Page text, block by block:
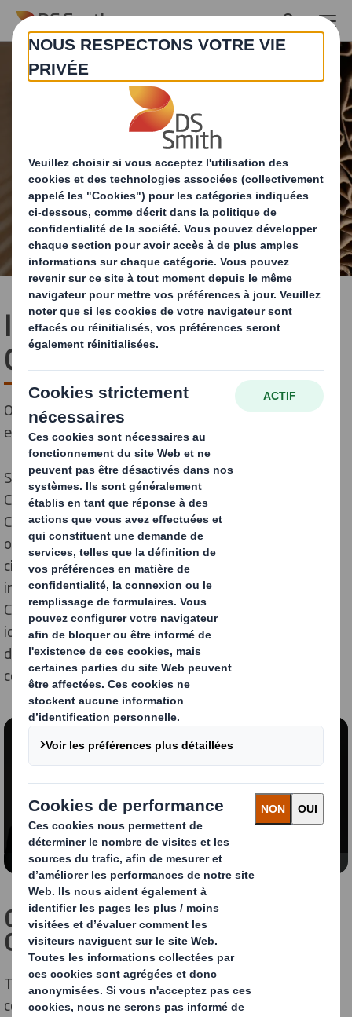
Skip to main content
Indicateurs de Conception
Circulaire
Outil de pointe pour améliorer la durabilité de vos
emballages
Suite aulancement de nos Principes de Conception
Circulaire, nous avons développé les Indicateurs de
Conception Circulaire pour les emballages. Grâce à cet
outil novateur, nous pouvons évaluer et comparer la
circularité des conceptions d’emballage selon 8
indicateurs différents. Les Indicateurs de Conception
Circulaire,une première dans l’industrie
identification claire de la performance durable d’un
design d’emballage et des points sur lesquels
concentrer l’attention.
Contenu bloqué
Pour visionner cette vidéo, vous devez accepter les
cookies « fonctionnels »
Modifier mes paramètres
Guide des Indicateurs de
Conception Circulaire
Téléchargez ce guide informatif pour une explication
complète des Indicateurs de Conception Circulaire, de